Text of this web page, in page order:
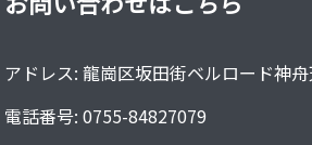
アドレス: 龍崗区坂田街ベルロード神
電話番号: 0755-84827079